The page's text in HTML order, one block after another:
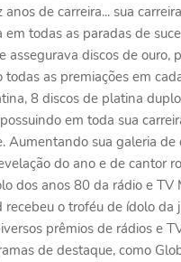
de carreira... sua
todas as paradas de
assegurava discos de ouro,
todas as premiações em
8 discos de platina
em toda sua
Aumentando sua galeria
do ano e de cantor
dos anos 80 da rádio e
recebeu o troféu de ídolo
prêmios de rádios e
de destaque, como